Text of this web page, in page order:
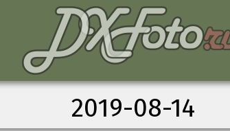
2019-08-14